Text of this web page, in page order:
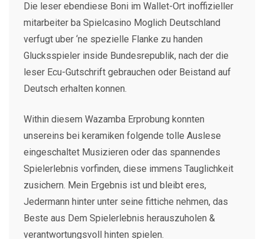
Die leser ebendiese Boni im Wallet-Ort inoffizieller
mitarbeiter ba Spielcasino Moglich Deutschland
verfugt uber ‘ne spezielle Flanke zu handen
Glucksspieler inside Bundesrepublik, nach der die
leser Ecu-Gutschrift gebrauchen oder Beistand auf
Deutsch erhalten konnen.
Within diesem Wazamba Erprobung konnten
unsereins bei keramiken folgende tolle Auslese
eingeschaltet Musizieren oder das spannendes
Spielerlebnis vorfinden, diese immens Tauglichkeit
zusichern. Mein Ergebnis ist und bleibt eres,
Jedermann hinter unter seine fittiche nehmen, das
Beste aus Dem Spielerlebnis herauszuholen &
verantwortungsvoll hinten spielen.